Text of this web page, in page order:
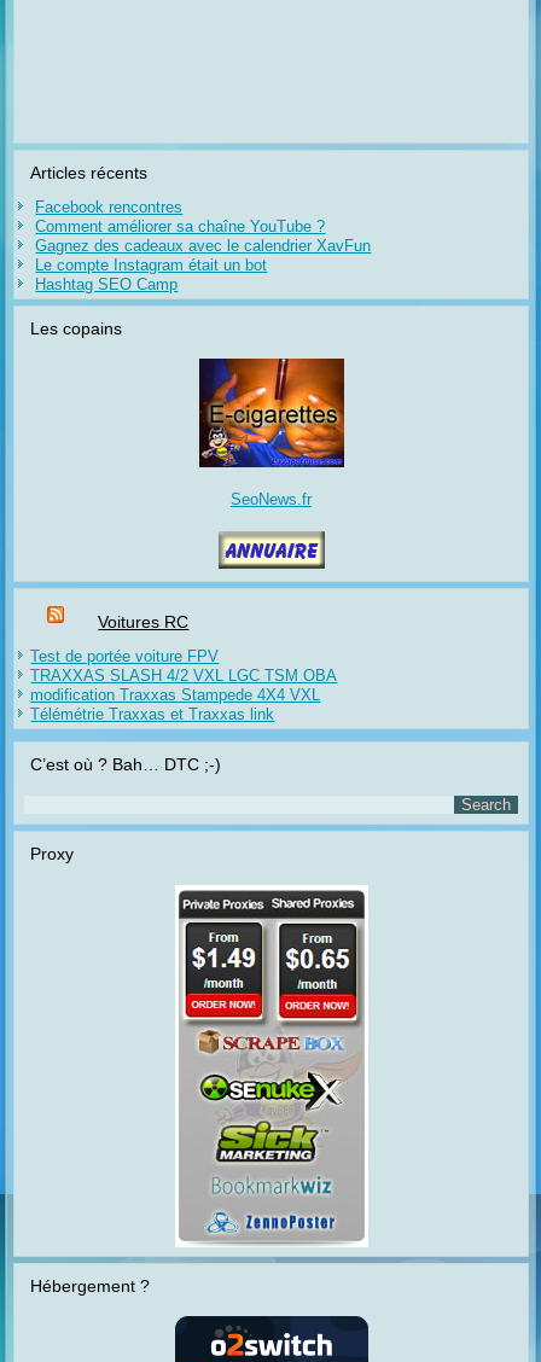
Articles récents
Facebook rencontres
Comment améliorer sa chaîne YouTube ?
Gagnez des cadeaux avec le calendrier XavFun
Le compte Instagram était un bot
Hashtag SEO Camp
Les copains
SeoNews.fr
Voitures RC
Test de portée voiture FPV
TRAXXAS SLASH 4/2 VXL LGC TSM OBA
modification Traxxas Stampede 4X4 VXL
Télémétrie Traxxas et Traxxas link
C’est où ? Bah… DTC ;-)
Proxy
Hébergement ?